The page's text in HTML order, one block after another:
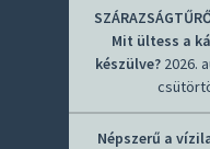
Mit ültess a
készülve? 2026.
Népszerű a